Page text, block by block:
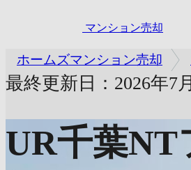
マンション売却
ホームズマンション売却
最終更新日：2026年7
UR千葉NT